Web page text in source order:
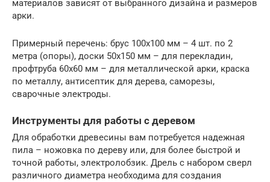
материалов зависят от выбранного дизайна и размеров
арки.
Примерный перечень: брус 100х100 мм – 4 шт. по 2
метра (опоры), доски 50х150 мм – для перекладин,
профтруба 60х60 мм – для металлической арки, краска
по металлу, антисептик для дерева, саморезы,
сварочные электроды.
Инструменты для работы с деревом
Для обработки древесины вам потребуется надежная
пила – ножовка по дереву или, для более быстрой и
точной работы, электролобзик. Дрель с набором сверл
различного диаметра необходима для создания